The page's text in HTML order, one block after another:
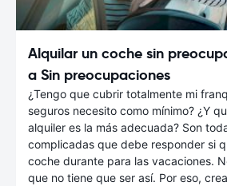
Alquilar un coche sin
a Sin preocupaciones
¿Tengo que cubrir totalmente mi
seguros necesito como mínimo? ¿Y
alquiler es la más adecuada? Son
complicadas que debe responder si
coche durante para las vacaciones.
que no tiene que ser así. Por eso,